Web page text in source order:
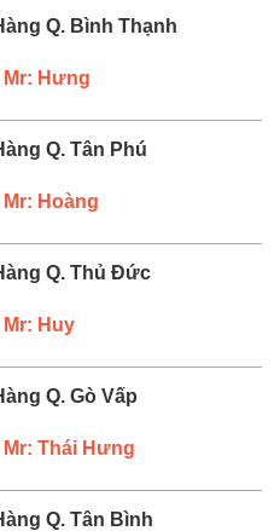
Q. Bình Thạnh
Mr: Hưng
Q. Tân Phú
Mr: Hoàng
Q. Thủ Đức
Mr: Huy
Q. Gò Vấp
Mr: Thái Hưng
Q. Tân Bình